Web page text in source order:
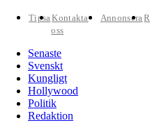
TipsaKontakta
oss
Annonsera
Senaste
Svenskt
Kungligt
Hollywood
Politik
Redaktion